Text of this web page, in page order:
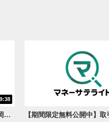
ると、動画を再生または
【リニア＆新幹線関連株5選】静岡県知事の承認でリニア路線工事進展！北陸新幹線も「小浜・京都ルート」再決定！関連する注目の銘柄は？＜たけぞうNEWS＞